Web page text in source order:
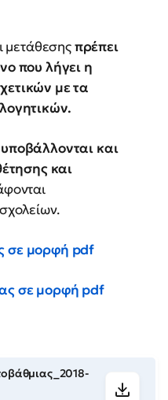
μετάθεσηςπρέπει
που λήγει η
με τα
και
και
σε μορφή pdf
σε μορφή pdf